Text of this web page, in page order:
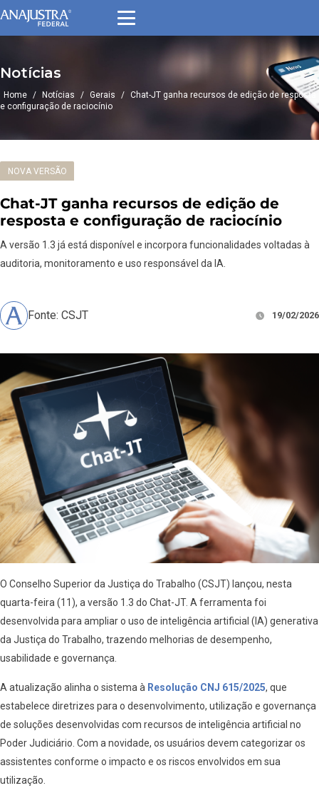
Notícias
Home / Notícias / Gerais / Chat-JT ganha recursos de edição de resposta
e configuração de raciocínio
NOVA VERSÃO
Chat-JT ganha recursos de edição de
resposta e configuração de raciocínio
A versão 1.3 já está disponível e incorpora funcionalidades voltadas à
auditoria, monitoramento e uso responsável da IA.
Fonte: CSJT 19/02/2026
O Conselho Superior da Justiça do Trabalho (CSJT) lançou, nesta
quarta-feira (11), a versão 1.3 do Chat-JT. A ferramenta foi
desenvolvida para ampliar o uso de inteligência artificial (IA) generativa
da Justiça do Trabalho, trazendo melhorias de desempenho,
usabilidade e governança.
A atualização alinha o sistema à Resolução CNJ 615/2025, que
estabelece diretrizes para o desenvolvimento, utilização e governança
de soluções desenvolvidas com recursos de inteligência artificial no
Poder Judiciário. Com a novidade, os usuários devem categorizar os
assistentes conforme o impacto e os riscos envolvidos em sua
utilização.